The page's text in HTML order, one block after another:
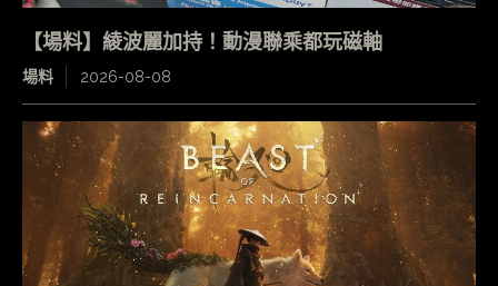
【場料】綾波麗加持！動漫聯乘都玩磁軸
場料 2026-08-08